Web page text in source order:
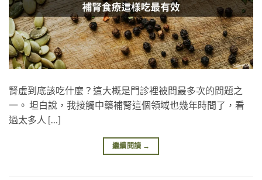
腎虛到底該吃什麼？這大概是門診裡被問最多次的問題之
一。 坦白說，我接觸中藥補腎這個領域也幾年時間了，看
過太多人 […]
繼續閱讀 →